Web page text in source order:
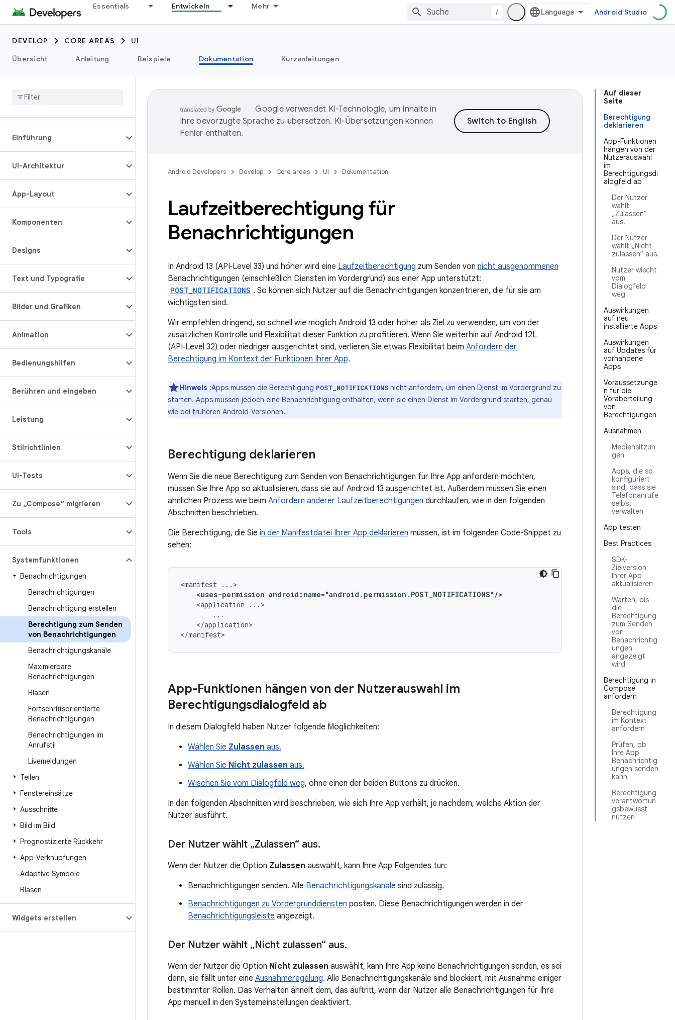
Essentials Entwickeln Mehr
/ Android Studio
DEVELOP CORE AREAS
UI
Übersicht
Anleitung Beispiele Dokumentation Kurzanleitungen
Einführung
UI-Architektur
App-Layout
Komponenten
Designs
Text und Typografie
Bilder und Grafiken
Animation
Bedienungshilfen
Berühren und eingeben
Leistung
Stilrichtlinien
UI-Tests
Zu „Compose“ migrieren
Tools
Systemfunktionen
Benachrichtigungen
Benachrichtigungen
Benachrichtigung erstellen
Berechtigung zum Senden
von Benachrichtigungen
Benachrichtigungskanäle
Maximierbare
Benachrichtigungen
Blasen
Fortschrittsorientierte
Benachrichtigungen
Benachrichtigungen im
Anrufstil
Livemeldungen
Teilen
Fenstereinsätze
Ausschnitte
Bild im Bild
Prognostizierte Rückkehr
App-Verknüpfungen
Adaptive Symbole
Blasen
Widgets erstellen
Auf dieser
Seite
Berechtigung
deklarieren
App-Funktionen
hängen von der
Nutzerauswahl
im
Berechtigungsdi
alogfeld ab
Der Nutzer
wählt
„Zulassen“
aus.
Der Nutzer
wählt „Nicht
zulassen“ aus.
Nutzer wischt
vom
Dialogfeld
weg
Auswirkungen
auf neu
installierte Apps
Auswirkungen
auf Updates für
vorhandene
Apps
Voraussetzunge
n für die
Voraberteilung
von
Berechtigungen
Ausnahmen
Mediensitzun
gen
Apps, die so
konfiguriert
sind, dass sie
Telefonanrufe
selbst
verwalten
App testen
Best Practices
SDK-
Zielversion
Ihrer App
aktualisieren
Warten, bis
die
Berechtigung
zum Senden
von
Benachrichtig
ungen
angezeigt
wird
Berechtigung in
Compose
anfordern
Berechtigung
im Kontext
anfordern
Prüfen, ob
Ihre App
Benachrichtig
ungen senden
kann
Berechtigung
verantwortun
gsbewusst
nutzen
Google verwendet KI-Technologie, um Inhalte in
Ihre bevorzugte Sprache zu übersetzen. KI-Übersetzungen können
Fehler enthalten.
Android Developers Develop Core areas UI Dokumentation
Laufzeitberechtigung für
Benachrichtigungen
In Android 13 (API‑Level 33) und höher wird eine Laufzeitberechtigung zum Senden von nicht ausgenommenen
Benachrichtigungen (einschließlich Diensten im Vordergrund) aus einer App unterstützt:
POST_NOTIFICATIONS . So können sich Nutzer auf die Benachrichtigungen konzentrieren, die für sie am
wichtigsten sind.
Wir empfehlen dringend, so schnell wie möglich Android 13 oder höher als Ziel zu verwenden, um von der
zusätzlichen Kontrolle und Flexibilität dieser Funktion zu profitieren. Wenn Sie weiterhin auf Android 12L
(API‑Level 32) oder niedriger ausgerichtet sind, verlieren Sie etwas Flexibilität beim Anfordern der
Berechtigung im Kontext der Funktionen Ihrer App.
Hinweis :Apps müssen die Berechtigung POST_NOTIFICATIONS nicht anfordern, um einen Dienst im Vordergrund zu
starten. Apps müssen jedoch eine Benachrichtigung enthalten, wenn sie einen Dienst im Vordergrund starten, genau
wie bei früheren Android-Versionen.
Berechtigung deklarieren
Wenn Sie die neue Berechtigung zum Senden von Benachrichtigungen für Ihre App anfordern möchten,
müssen Sie Ihre App so aktualisieren, dass sie auf Android 13 ausgerichtet ist. Außerdem müssen Sie einen
ähnlichen Prozess wie beim Anfordern anderer Laufzeitberechtigungen durchlaufen, wie in den folgenden
Abschnitten beschrieben.
Die Berechtigung, die Sie in der Manifestdatei Ihrer App deklarieren müssen, ist im folgenden Code-Snippet zu
sehen:
<manifest
<uses-permission android:name="android.permission.POST_NOTIFICATIONS"/>
<application
</application>
</manifest>
App-Funktionen hängen von der Nutzerauswahl im
Berechtigungsdialogfeld ab
In diesem Dialogfeld haben Nutzer folgende Möglichkeiten:
Wählen Sie Zulassen aus.
Wählen Sie Nicht zulassen aus.
Wischen Sie vom Dialogfeld weg, ohne einen der beiden Buttons zu drücken.
In den folgenden Abschnitten wird beschrieben, wie sich Ihre App verhält, je nachdem, welche Aktion der
Nutzer ausführt.
Der Nutzer wählt „Zulassen“ aus.
Wenn der Nutzer die Option Zulassen auswählt, kann Ihre App Folgendes tun:
Benachrichtigungen senden. Alle Benachrichtigungskanäle sind zulässig.
Benachrichtigungen zu Vordergrunddiensten posten. Diese Benachrichtigungen werden in der
Benachrichtigungsleiste angezeigt.
Der Nutzer wählt „Nicht zulassen“ aus.
Wenn der Nutzer die Option Nicht zulassen auswählt, kann Ihre App keine Benachrichtigungen senden, es sei
denn, sie fällt unter eine Ausnahmeregelung. Alle Benachrichtigungskanäle sind blockiert, mit Ausnahme einiger
bestimmter Rollen. Das Verhalten ähnelt dem, das auftritt, wenn der Nutzer alle Benachrichtigungen für Ihre
App manuell in den Systemeinstellungen deaktiviert.